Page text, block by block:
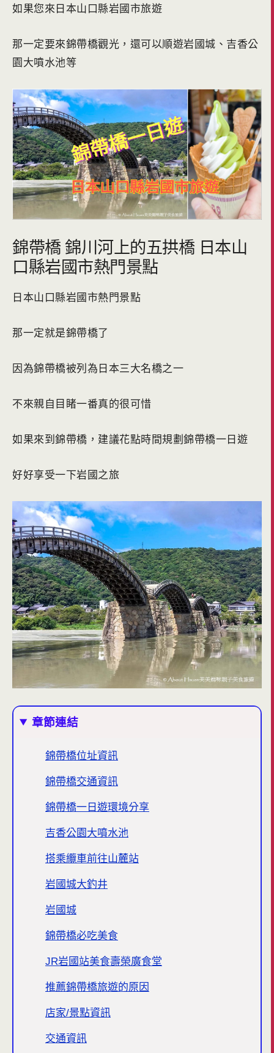
如果您來日本山口縣岩國市旅遊
那一定要來錦帶橋觀光，還可以順遊岩國城、吉香公
園大噴水池等
錦帶橋 錦川河上的五拱橋 日本山
口縣岩國市熱門景點
日本山口縣岩國市熱門景點
那一定就是錦帶橋了
因為錦帶橋被列為日本三大名橋之一
不來親自目睹一番真的很可惜
如果來到錦帶橋，建議花點時間規劃錦帶橋一日遊
好好享受一下岩國之旅
章節連結
錦帶橋位址資訊
錦帶橋交通資訊
錦帶橋一日遊環境分享
吉香公園大噴水池
搭乘纜車前往山麓站
岩國城大釣井
岩國城
錦帶橋必吃美食
JR岩國站美食壽榮廣食堂
推薦錦帶橋旅遊的原因
店家/景點資訊
交通資訊